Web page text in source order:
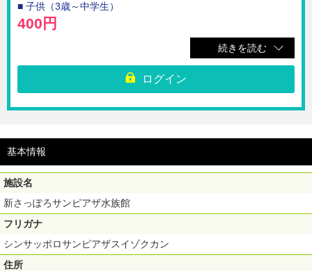
■ 子供（3歳～中学生）
400円
800円
【利用期間】ご購入日から30日間
続きを読む
ログイン
基本情報
施設名
新さっぽろサンピアザ水族館
フリガナ
シンサッポロサンピアザスイゾクカン
住所